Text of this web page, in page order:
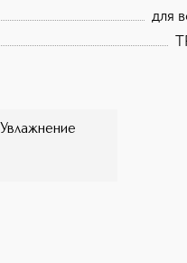
для
Увлажнение